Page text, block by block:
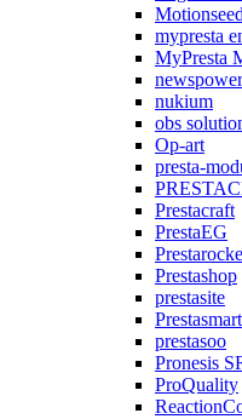
Motionseed
mypresta
MyPresta
newspower
nukium
obs
Op-art
presta-
Prestacraft
PrestaEG
Prestashop
prestasite
Prestasmart
prestasoo
Pronesis
ProQuality